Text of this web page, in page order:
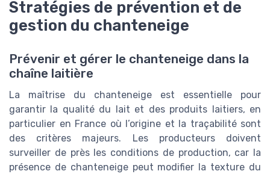
Stratégies de prévention et de
gestion du chanteneige
Prévenir et gérer le chanteneige dans la
chaîne laitière
La maîtrise du chanteneige est essentielle pour
garantir la qualité du lait et des produits laitiers, en
particulier en France où l’origine et la traçabilité sont
des critères majeurs. Les producteurs doivent
surveiller de près les conditions de production, car la
présence de chanteneige peut modifier la texture du